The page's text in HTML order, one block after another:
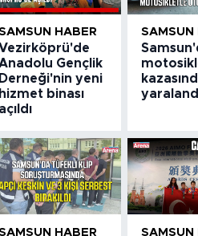
HABER
Gençlik
Derneği'nin yeni
hizmet binası
açıldı
SAMSUN
HABER SAMSUN